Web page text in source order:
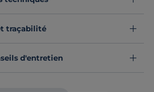
traçabilité
d'entretien